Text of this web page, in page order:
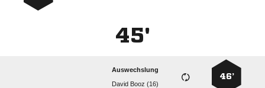
45'
46’
Auswechslung
  